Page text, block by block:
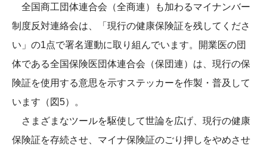
全国商工団体連合会（全商連）も加わるマイナンバー
制度反対連絡会は、「現行の健康保険証を残してくださ
い」の1点で署名運動に取り組んでいます。開業医の団
体である全国保険医団体連合会（保団連）は、現行の保
険証を使用する意思を示すステッカーを作製・普及して
います（図5）。
さまざまなツールを駆使して世論を広げ、現行の健康
保険証を存続させ、マイナ保険証のごり押しをやめさせ